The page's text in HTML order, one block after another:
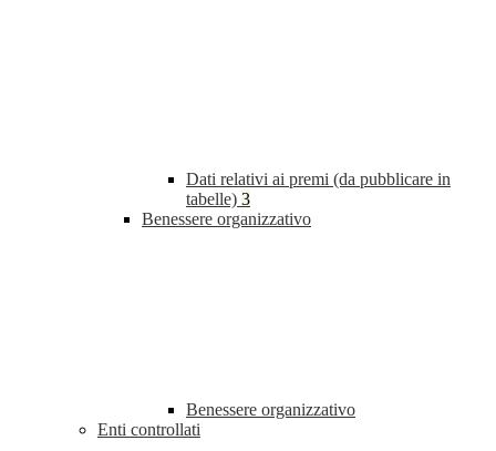
Dati relativi ai premi (da pubblicare in
tabelle) 3
Benessere organizzativo
Benessere organizzativo
Enti controllati